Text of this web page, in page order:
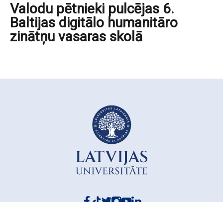
Valodu pētnieki pulcējas 6.
Baltijas digitālo humanitāro
zinātņu vasaras skolā